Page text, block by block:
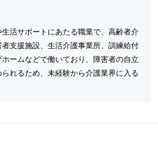
活サポートにあたる職業で、高齢者介
支援施設、生活介護事業所、訓練給付
ームなどで働いており、障害者の自立
れるため、未経験から介護業界に入る